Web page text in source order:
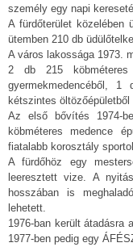
személy egy napi
A fürdőterület közelében
ütemben 210 db
A város lakossága 1973.
2 db 215 köbméteres
gyermekmedencéből, 1
kétszintes
Az első bővítés 1974-
köbméteres medence
fiatalabb korosztály
A fürdőhöz egy
leeresztett vize. A
hosszában is
lehetett.
1976-ban került átadásra
1977-ben pedig egy